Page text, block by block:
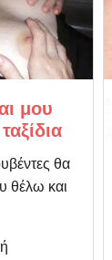
μου
θα
θέλω και